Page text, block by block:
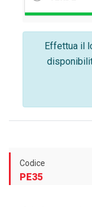
Effettua il
Codice
PE35